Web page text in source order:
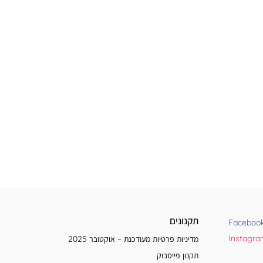
תקנונים
מדיניות פרטיות מעודכנת – אוקטובר 2025
תקנון פייסבוק